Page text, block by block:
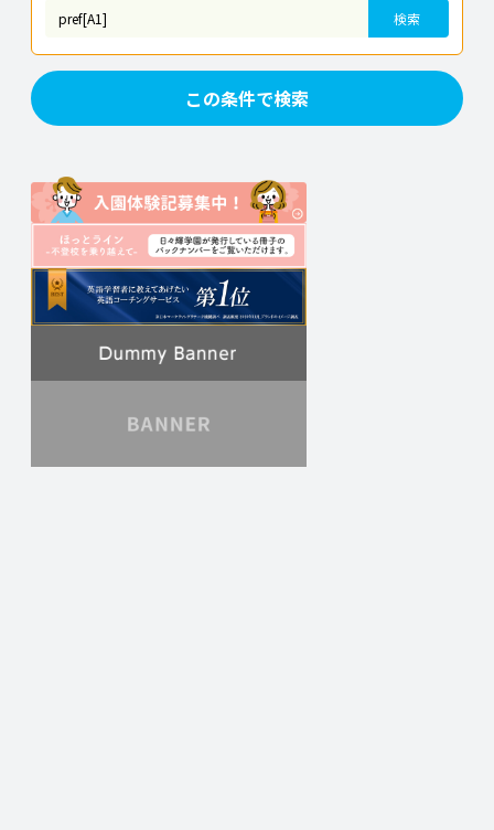
福岡県
佐賀県
長崎県
熊本県
大分県
宮崎県
空間認識能力
精神の発達
検索
この条件で検索